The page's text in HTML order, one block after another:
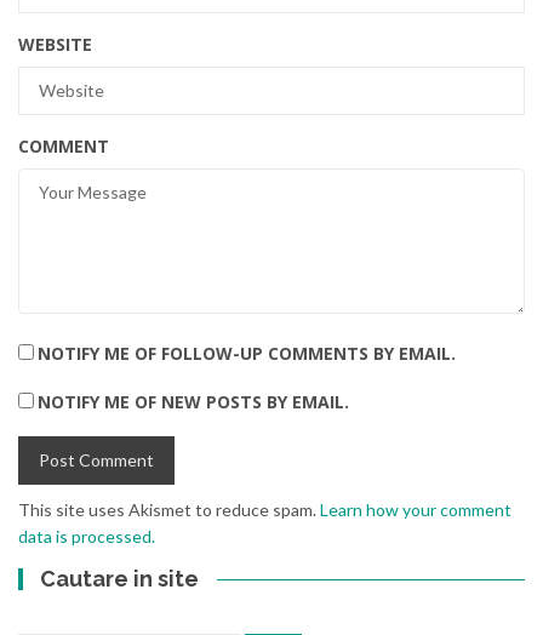
WEBSITE
COMMENT
NOTIFY ME OF FOLLOW-UP COMMENTS BY EMAIL.
NOTIFY ME OF NEW POSTS BY EMAIL.
This site uses Akismet to reduce spam.Learn how your comment
data is processed.
Cautare in site